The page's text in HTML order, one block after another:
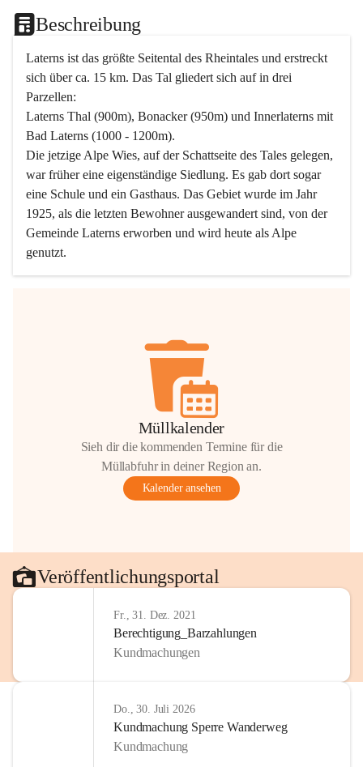
Beschreibung
Laterns ist das größte Seitental des Rheintales und erstreckt
sich über ca. 15 km. Das Tal gliedert sich auf in drei
Parzellen:
Laterns Thal (900m), Bonacker (950m) und Innerlaterns mit
Bad Laterns (1000 - 1200m).
Die jetzige Alpe Wies, auf der Schattseite des Tales gelegen,
war früher eine eigenständige Siedlung. Es gab dort sogar
eine Schule und ein Gasthaus. Das Gebiet wurde im Jahr
1925, als die letzten Bewohner ausgewandert sind, von der
Gemeinde Laterns erworben und wird heute als Alpe
genutzt.
Müllkalender
Sieh dir die kommenden Termine für die
Müllabfuhr in deiner Region an.
Kalender ansehen
Veröffentlichungsportal
Fr., 31. Dez. 2021
Berechtigung_Barzahlungen
Kundmachungen
Do., 30. Juli 2026
Kundmachung Sperre Wanderweg
Kundmachung